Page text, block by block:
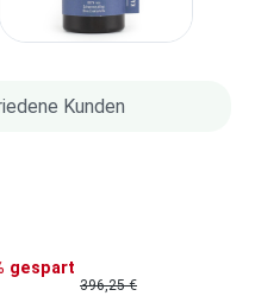
Kunden
gespart
396,25 €